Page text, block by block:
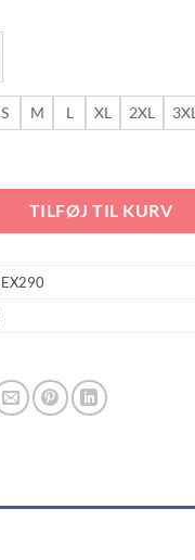
S M L XL 2XL 3XL
TILFØJ TIL KURV
EX290